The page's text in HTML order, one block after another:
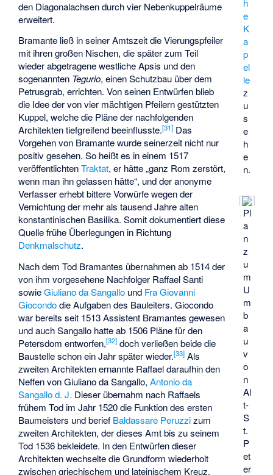
e
K
a
p
el
le
z
u
s
e
h
e
n.
Pl
a
n
z
u
m
U
m
b
a
u
v
o
n
Al
t-
S
t.
P
et
er
den Diagonalachsen durch vier Nebenkuppelräume
erweitert.
Bramante ließ in seiner Amtszeit die Vierungspfeiler
mit ihren großen Nischen, die später zum Teil
wieder abgetragene westliche Apsis und den
sogenannten Tegurio, einen Schutzbau über dem
Petrusgrab, errichten. Von seinen Entwürfen blieb
die Idee der von vier mächtigen Pfeilern gestützten
Kuppel, welche die Pläne der nachfolgenden
Architekten tiefgreifend beeinflusste.[31] Das
Vorgehen von Bramante wurde seinerzeit nicht nur
positiv gesehen. So heißt es in einem 1517
veröffentlichtenTraktat, er hätte „ganz Rom zerstört,
wenn man ihn gelassen hätte“, und der anonyme
Verfasser erhebt bittere Vorwürfe wegen der
Vernichtung der mehr als tausend Jahre alten
konstantinischen Basilika. Somit dokumentiert diese
Quelle frühe Überlegungen in Richtung
Denkmalschutz.
Nach dem Tod Bramantes übernahmen ab 1514 der
von ihm vorgesehene Nachfolger Raffael Santi
sowieGiuliano da Sangallo und Fra Giovanni
Giocondodie Aufgaben des Bauleiters. Giocondo
war bereits seit 1513 Assistent Bramantes gewesen
und auch Sangallo hatte ab 1506 Pläne für den
Petersdom entworfen,[32] doch verließen beide die
Baustelle schon ein Jahr später wieder.[33] Als
zweiten Architekten ernannte Raffael daraufhin den
Neffen von Giuliano da Sangallo,Antonio da
Sangallo d. J. Dieser übernahm nach Raffaels
frühem Tod im Jahr 1520 die Funktion des ersten
Baumeisters und berief Baldassare Peruzzizum
zweiten Architekten, der dieses Amt bis zu seinem
Tod 1536 bekleidete. In den Entwürfen dieser
Architekten wechselte die Grundform wiederholt
zwischen griechischem und lateinischem Kreuz.